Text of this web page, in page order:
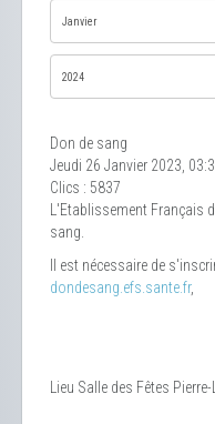
Don de sang
Jeudi 26 Janvier 2023,
Clics : 5837
L'Etablissement Français
sang.
Il est nécessaire de
dondesang.efs.sante.fr,
Lieu Salle des Fêtes Pierre-